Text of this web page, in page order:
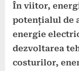
În viitor,
potențialul de
energie
dezvoltarea
costurilor,